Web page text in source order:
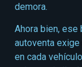
demora.
Ahora bien,
autoventa
en cada